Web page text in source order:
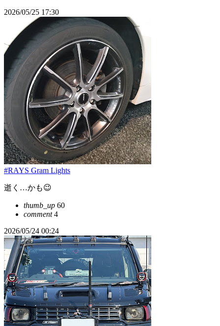
2026/05/25 17:30
#RAYS Gram Lights
逝く…かも😉
thumb_up 60
comment4
2026/05/24 00:24